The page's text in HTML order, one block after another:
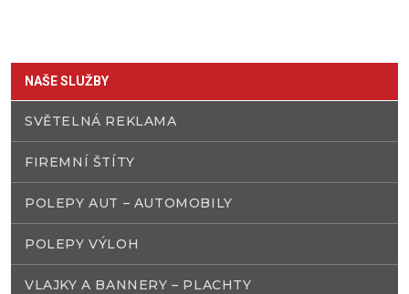
NAŠE SLUŽBY
SVĚTELNÁ REKLAMA
FIREMNÍ ŠTÍTY
POLEPY AUT – AUTOMOBILY
POLEPY VÝLOH
VLAJKY A BANNERY – PLACHTY